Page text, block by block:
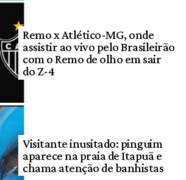
Remo x Atlético-MG, onde
assistir ao vivo pelo Brasileirão
com o Remo de olho em sair
do Z-4
Visitante inusitado: pinguim
aparece na praia de Itapuã e
chama atenção de banhistas